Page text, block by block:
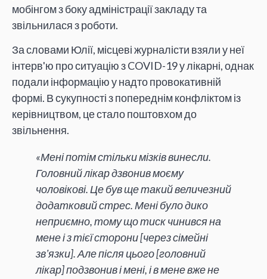
мобінгом з боку адміністрації закладу та
звільнилася з роботи.
За словами Юлії, місцеві журналісти взяли у неї
інтерв'ю про ситуацію з COVID-19 у лікарні, однак
подали інформацію у надто провокативній
формі. В сукупності з попереднім конфліктом із
керівництвом, це стало поштовхом до
звільнення.
«Мені потім стільки мізків винесли.
Головний лікар дзвонив моєму
чоловікові. Це був ще такий величезний
додатковий стрес. Мені було дико
неприємно, тому що тиск чинився на
мене і з тієї сторони [через сімейні
звʼязки]. Але після цього [головний
лікар] подзвонив і мені, і в мене вже не